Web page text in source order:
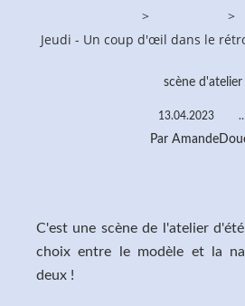
>
>
Jeudi - Un coup d'œil dans le
scène d'atelier
13.04.2023
Par
C'est une scène de l'atelier
choix entre le modèle et la
deux !